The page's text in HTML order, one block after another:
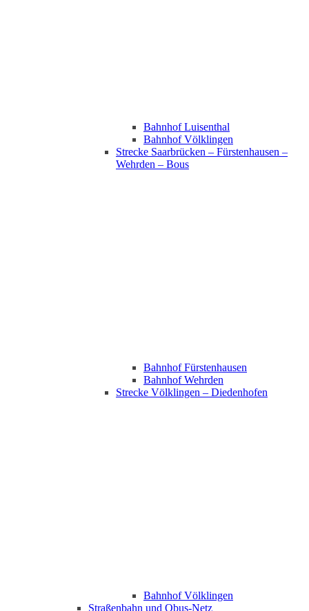
Bahnhof Luisenthal
Bahnhof Völklingen
Strecke Saarbrücken – Fürstenhausen –
Wehrden – Bous
Bahnhof Fürstenhausen
Bahnhof Wehrden
Strecke Völklingen – Diedenhofen
Bahnhof Völklingen
Straßenbahn und Obus-Netz